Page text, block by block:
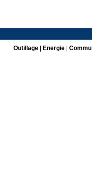
Outillage| Energie|